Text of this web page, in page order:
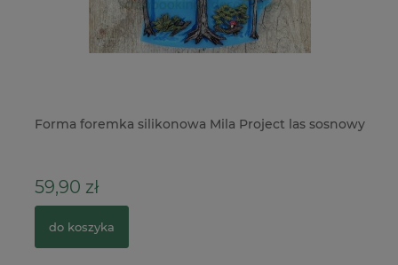
Forma foremka silikonowa Mila Project las sosnowy
59,90 zł
do koszyka